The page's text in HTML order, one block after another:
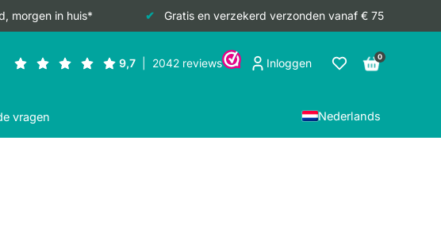
morgen in huis* Gratis en verzekerd verzonden vanaf € 75
Inloggen 0
vragen Nederlands